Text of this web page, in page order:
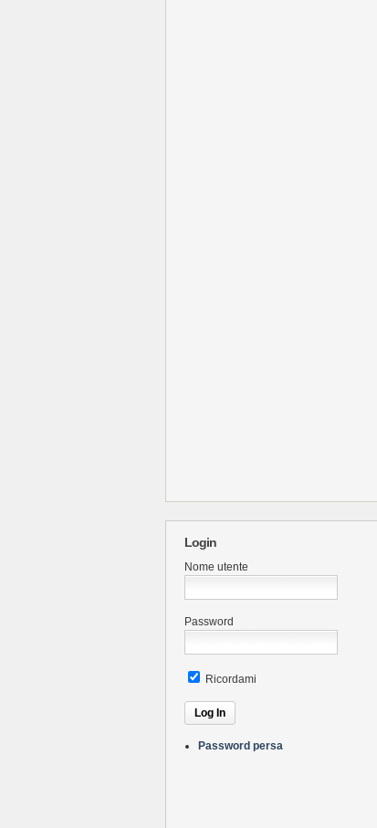
Login
Nome utente
Password
Ricordami
Password persa